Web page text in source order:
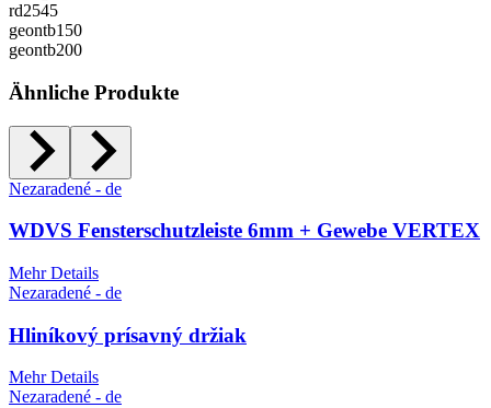
rd2545
geontb150
geontb200
Ähnliche Produkte
Nezaradené - de
WDVS Fensterschutzleiste 6mm + Gewebe VERTEX
Mehr Details
Nezaradené - de
Hliníkový prísavný držiak
Mehr Details
Nezaradené - de